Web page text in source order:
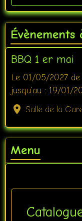
Évènements
BBQ 1 er mai
Le 01/05/2027 de
jusqu'au : 19/01/
Salle de la
Menu